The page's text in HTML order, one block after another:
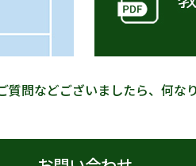
問などございましたら、何な